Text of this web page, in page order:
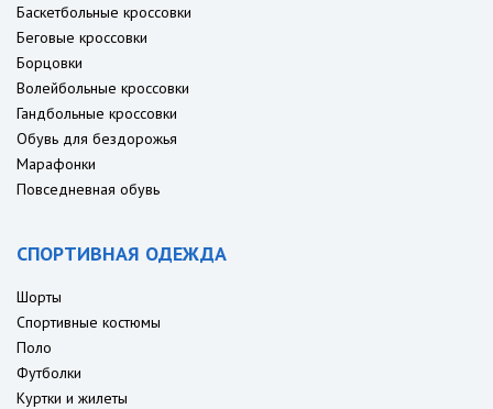
Баскетбольные кроссовки
Беговые кроссовки
Борцовки
Волейбольные кроссовки
Гандбольные кроссовки
Обувь для бездорожья
Марафонки
Повседневная обувь
СПОРТИВНАЯ ОДЕЖДА
Шорты
Спортивные костюмы
Поло
Футболки
Куртки и жилеты